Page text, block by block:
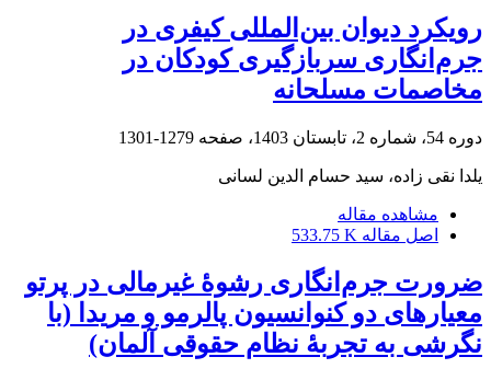
رویکرد دیوان بین‌المللی کیفری در
جرم‌انگاری سربازگیری کودکان در
مخاصمات مسلحانه
دوره 54، شماره 2، تابستان 1403، صفحه 1279-1301
یلدا نقی زاده، سید حسام الدین لسانی
مشاهده مقاله
اصل مقاله 533.75 K
ضرورت جرم‌انگاری رشوۀ غیرمالی در پرتو
معیارهای دو کنوانسیون‌ پالرمو و مریدا (با
نگرشی به تجربۀ نظام حقوقی آلمان)